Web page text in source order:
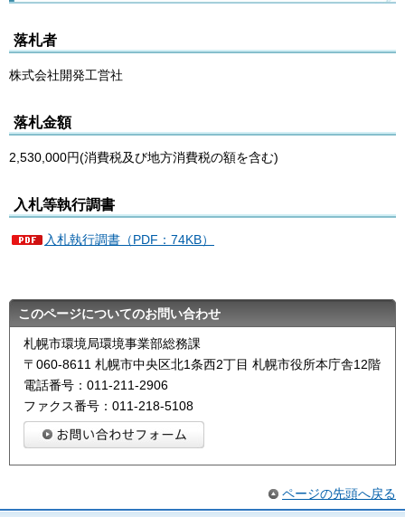
落札者
株式会社開発工営社
落札金額
2,530,000円(消費税及び地方消費税の額を含む)
入札等執行調書
入札執行調書（PDF：74KB）
このページについてのお問い合わせ
札幌市環境局環境事業部総務課
〒060-8611 札幌市中央区北1条西2丁目 札幌市役所本庁舎12階
電話番号：011-211-2906
ファクス番号：011-218-5108
ページの先頭へ戻る